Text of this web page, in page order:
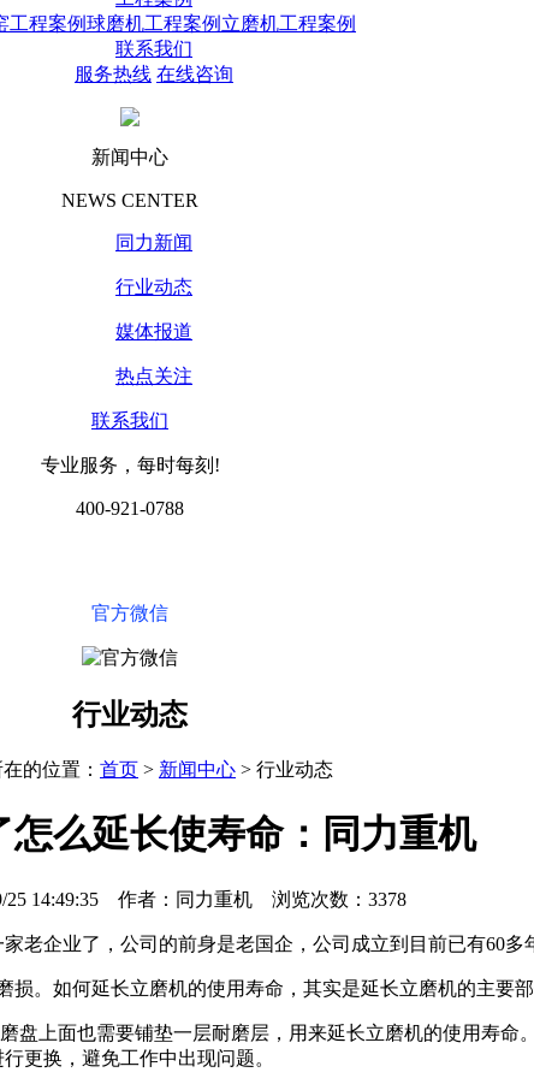
工程案例球磨机工程案例 立磨机工程案例
联系我们
服务热线 在线咨询
新闻中心
NEWS CENTER
同力新闻
行业动态
媒体报道
热点关注
联系我们
专业服务，每时每刻!
400-921-0788
官方微信
行业动态
的位置： 首页 > 新闻中心 > 行业动态
怎么延长使寿命：同力重机
25 14:49:35 作者：同力重机 浏览次数：3378
企业了，公司的前身是老国企，公司成立到目前已有60多
如何延长立磨机的使用寿命，其实是延长立磨机的主要部
上面也需要铺垫一层耐磨层，用来延长立磨机的使用寿命
行更换，避免工作中出现问题。